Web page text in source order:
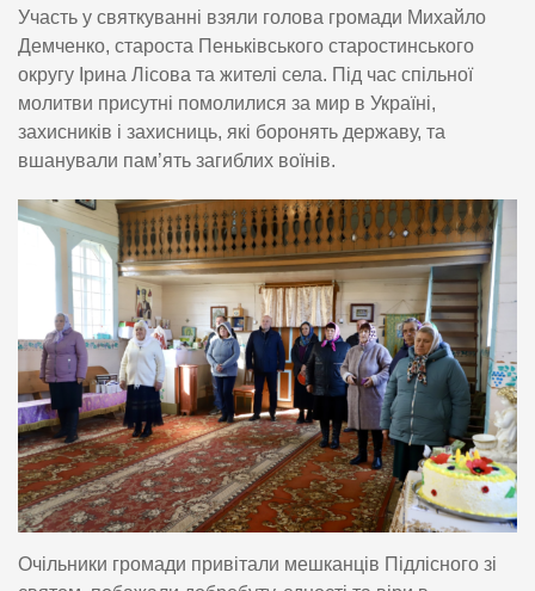
Участь у святкуванні взяли голова громади Михайло
Демченко, староста Пеньківського старостинського
округу Ірина Лісова та жителі села. Під час спільної
молитви присутні помолилися за мир в Україні,
захисників і захисниць, які боронять державу, та
вшанували пам’ять загиблих воїнів.
Очільники громади привітали мешканців Підлісного зі